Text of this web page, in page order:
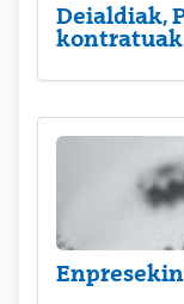
Deialdiak,
kontratuak